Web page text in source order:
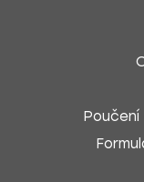
Poučení